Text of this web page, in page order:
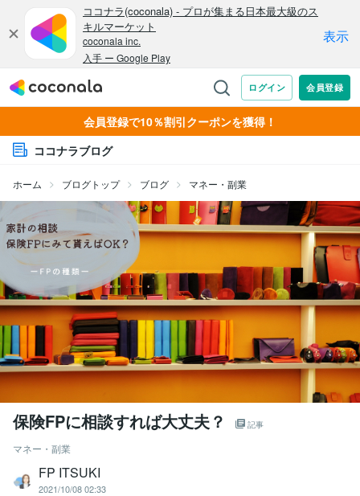
会員登録で10％割引クーポンを獲得！
ココナラブログ
ホーム ブログトップ ブログ マネー・副業
保険FPに相談すれば大丈夫？ 記事
マネー・副業
FP ITSUKI
2021/10/08 02:33